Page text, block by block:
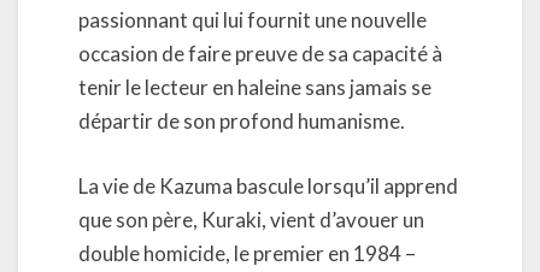
passionnant qui lui fournit une nouvelle
occasion de faire preuve de sa capacité à
tenir le lecteur en haleine sans jamais se
départir de son profond humanisme.
La vie de Kazuma bascule lorsqu’il apprend
que son père, Kuraki, vient d’avouer un
double homicide, le premier en 1984 –